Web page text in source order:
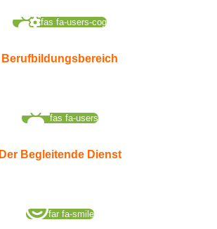
fas fa-users-cog
Berufbildungsbereich
fas fa-users
Der Begleitende Dienst
far fa-smile